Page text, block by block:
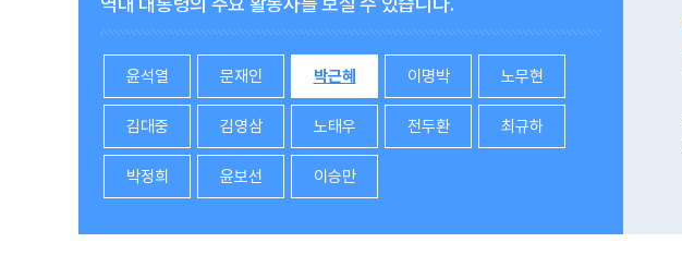
윤석열 문재인 박근혜 이명박 노무현
김대중 김영삼 노태우 전두환 최규하
박정희 윤보선 이승만